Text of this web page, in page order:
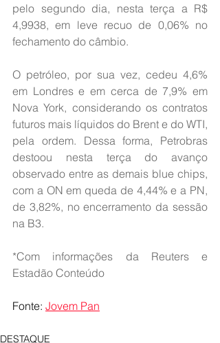
pelo segundo dia, nesta terça a R$
4,9938, em leve recuo de 0,06% no
fechamento do câmbio.
O petróleo, por sua vez, cedeu 4,6%
em Londres e em cerca de 7,9% em
Nova York, considerando os contratos
futuros mais líquidos do Brent e do WTI,
pela ordem. Dessa forma, Petrobras
destoou nesta terça do avanço
observado entre as demais blue chips,
com a ON em queda de 4,44% e a PN,
de 3,82%, no encerramento da sessão
na B3.
*Com informações da Reuters e
Estadão Conteúdo
Fonte: Jovem Pan
DESTAQUE